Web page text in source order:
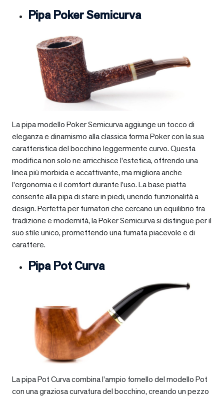
Pipa Poker Semicurva
La pipa modello Poker Semicurva aggiunge un tocco di
eleganza e dinamismo alla classica forma Poker con la sua
caratteristica del bocchino leggermente curvo. Questa
modifica non solo ne arricchisce l’estetica, offrendo una
linea più morbida e accattivante, ma migliora anche
l’ergonomia e il comfort durante l’uso. La base piatta
consente alla pipa di stare in piedi, unendo funzionalità a
design. Perfetta per fumatori che cercano un equilibrio tra
tradizione e modernità, la Poker Semicurva si distingue per il
suo stile unico, promettendo una fumata piacevole e di
carattere.
Pipa Pot Curva
La pipa Pot Curva combina l’ampio fornello del modello Pot
con una graziosa curvatura del bocchino, creando un pezzo